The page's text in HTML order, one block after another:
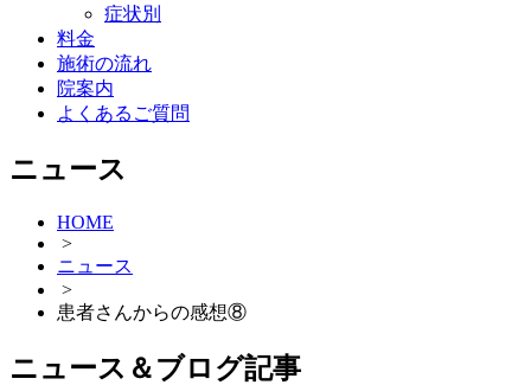
症状別
料金
施術の流れ
院案内
よくあるご質問
ニュース
HOME
>
ニュース
>
患者さんからの感想⑧
ニュース＆ブログ記事